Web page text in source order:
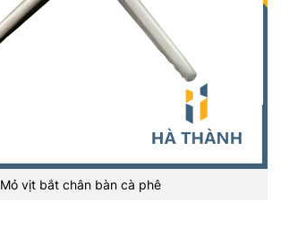
Mỏ vịt bắt chân bàn cà phê